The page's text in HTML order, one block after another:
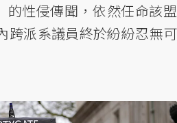
的性侵傳聞，依然任命該盟
跨派系議員終於紛紛忍無可